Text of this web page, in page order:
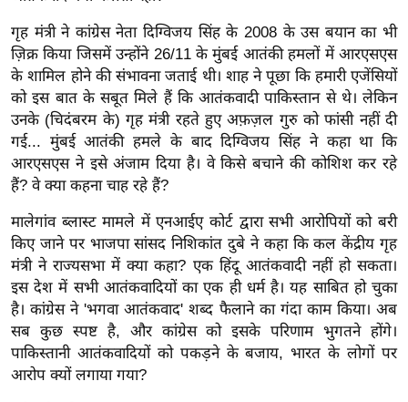
त
यं
ग
इं
डि
या
सा
त्य
ज
ग
त
ऑ
टो
व
गृह मंत्री ने कांग्रेस नेता दिग्विजय सिंह के 2008 के उस बयान का भी
ज़िक्र किया जिसमें उन्होंने 26/11 के मुंबई आतंकी हमलों में आरएसएस
के शामिल होने की संभावना जताई थी। शाह ने पूछा कि हमारी एजेंसियों
को इस बात के सबूत मिले हैं कि आतंकवादी पाकिस्तान से थे। लेकिन
उनके (चिदंबरम के) गृह मंत्री रहते हुए अफ़ज़ल गुरु को फांसी नहीं दी
गई... मुंबई आतंकी हमले के बाद दिग्विजय सिंह ने कहा था कि
आरएसएस ने इसे अंजाम दिया है। वे किसे बचाने की कोशिश कर रहे
हैं? वे क्या कहना चाह रहे हैं?
मालेगांव ब्लास्ट मामले में एनआईए कोर्ट द्वारा सभी आरोपियों को बरी
किए जाने पर भाजपा सांसद निशिकांत दुबे ने कहा कि कल केंद्रीय गृह
मंत्री ने राज्यसभा में क्या कहा? एक हिंदू आतंकवादी नहीं हो सकता।
इस देश में सभी आतंकवादियों का एक ही धर्म है। यह साबित हो चुका
है। कांग्रेस ने 'भगवा आतंकवाद' शब्द फैलाने का गंदा काम किया। अब
सब कुछ स्पष्ट है, और कांग्रेस को इसके परिणाम भुगतने होंगे।
पाकिस्तानी आतंकवादियों को पकड़ने के बजाय, भारत के लोगों पर
आरोप क्यों लगाया गया?